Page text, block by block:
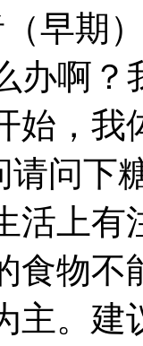
早期
办啊
始，我
请问下
活上有
食物不
主。建